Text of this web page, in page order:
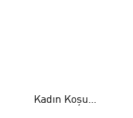
Kadın Koşu